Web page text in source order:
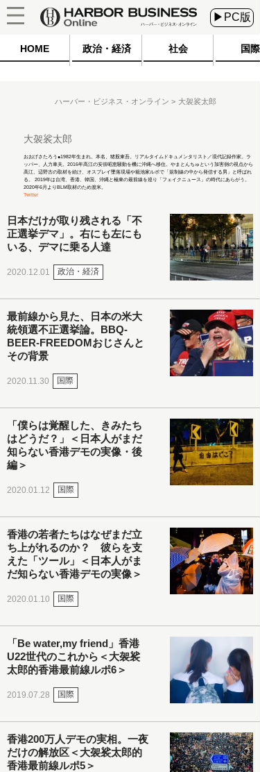
▶PC版
HOME 政治・経済 社会 国際
ハーバー・ビジネス・オンライン 大袈裟太郎
大袈裟太郎
おおげさたろう●1982年生まれ。本名、猪股東吾。リアルタイムドキュメンタリスト／現代記録作家。ラ
ッパー、人力車夫。2016年高江の安倍昭恵騒動を機に沖縄へ移住。やまとんちゅという加害側の視点から
高江、辺野古の取材を続け、オスプレイ墜落現場や籠池家ルポで「規制線の中から発信する男」と呼ばれ
る。 2019年は台湾、香港、韓国、沖縄と極東の最前線を巡り「フェイクニュース」の時代にあらがう。
2020年6月よりBLM取材のため渡米。
Twitter
日本だけが取り残される「不
正選挙デマ」。右にも左にも
いる、デマに乗る人達
2020.12.01 政治・経済
最前線から見た、日本の米大
統領選不正選挙論。BBQ-
BEER-FREEDOMおじさんと
その背景
2020.11.30 国際
「僕らは覚醒した、きみたち
はどうだ？」＜日本人がまだ
知らない香港デモの実像・後
編＞
2020.01.12 国際
香港の若者たちはなぜまだ立
ち上がれるのか？ 彼らを支
えた「ツール」＜日本人がま
だ知らない香港デモの実像＞
2020.01.10 国際
「Be water,my friend」香港
U22世代のこれから＜大袈裟
太郎的香港最前線ルポ6＞
2019.07.28 国際
香港200万人デモの実相。一夜
だけの解放区＜大袈裟太郎的
香港最前線ルポ5＞